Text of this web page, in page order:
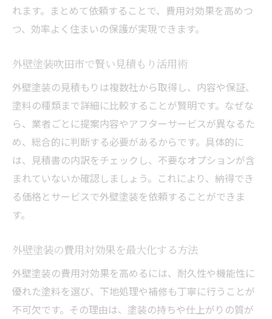
れます。まとめて依頼することで、費用対効果を高めつ
つ、効率よく住まいの保護が実現できます。
外壁塗装吹田市で賢い見積もり活用術
外壁塗装の見積もりは複数社から取得し、内容や保証、
塗料の種類まで詳細に比較することが賢明です。なぜな
ら、業者ごとに提案内容やアフターサービスが異なるた
め、総合的に判断する必要があるからです。具体的に
は、見積書の内訳をチェックし、不要なオプションが含
まれていないか確認しましょう。これにより、納得でき
る価格とサービスで外壁塗装を依頼することができま
す。
外壁塗装の費用対効果を最大化する方法
外壁塗装の費用対効果を高めるには、耐久性や機能性に
優れた塗料を選び、下地処理や補修も丁寧に行うことが
不可欠です。その理由は、塗装の持ちや仕上がりの質が